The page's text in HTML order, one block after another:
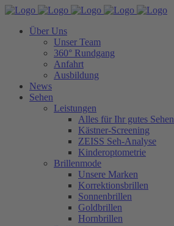
Über Uns
Unser Team
360° Rundgang
Anfahrt
Ausbildung
News
Sehen
Leistungen
Alles für Ihr gutes Sehen
Kästner-Screening
ZEISS Seh-Analyse
Kinderoptometrie
Brillenmode
Unsere Marken
Korrektionsbrillen
Sonnenbrillen
Goldbrillen
Hornbrillen